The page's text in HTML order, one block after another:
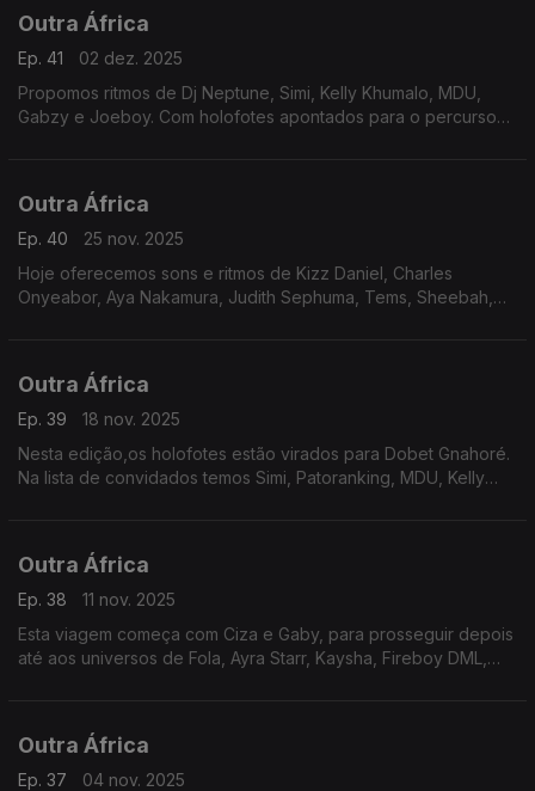
Outra África
Ep. 41
02 dez. 2025
Propomos ritmos de Dj Neptune, Simi, Kelly Khumalo, MDU,
Gabzy e Joeboy. Com holofotes apontados para o percurso
Outra África
Ep. 40
25 nov. 2025
Hoje oferecemos sons e ritmos de Kizz Daniel, Charles
Onyeabor, Aya Nakamura, Judith Sephuma, Tems, Sheebah,
Outra África
Ep. 39
18 nov. 2025
Nesta edição,os holofotes estão virados para Dobet Gnahoré.
Na lista de convidados temos Simi, Patoranking, MDU, Kelly
Outra África
Ep. 38
11 nov. 2025
Esta viagem começa com Ciza e Gaby, para prosseguir depois
até aos universos de Fola, Ayra Starr, Kaysha, Fireboy DML,
Outra África
Ep. 37
04 nov. 2025